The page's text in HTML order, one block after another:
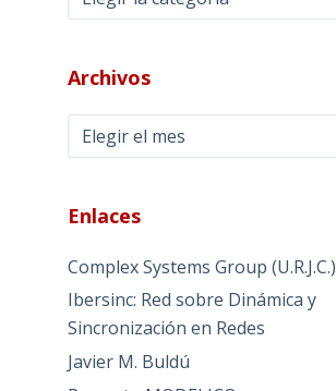
Archivos
Archivos
Enlaces
Complex Systems Group (U.R.J.C.)
Ibersinc: Red sobre Dinámica y
Sincronización en Redes
Javier M. Buldú